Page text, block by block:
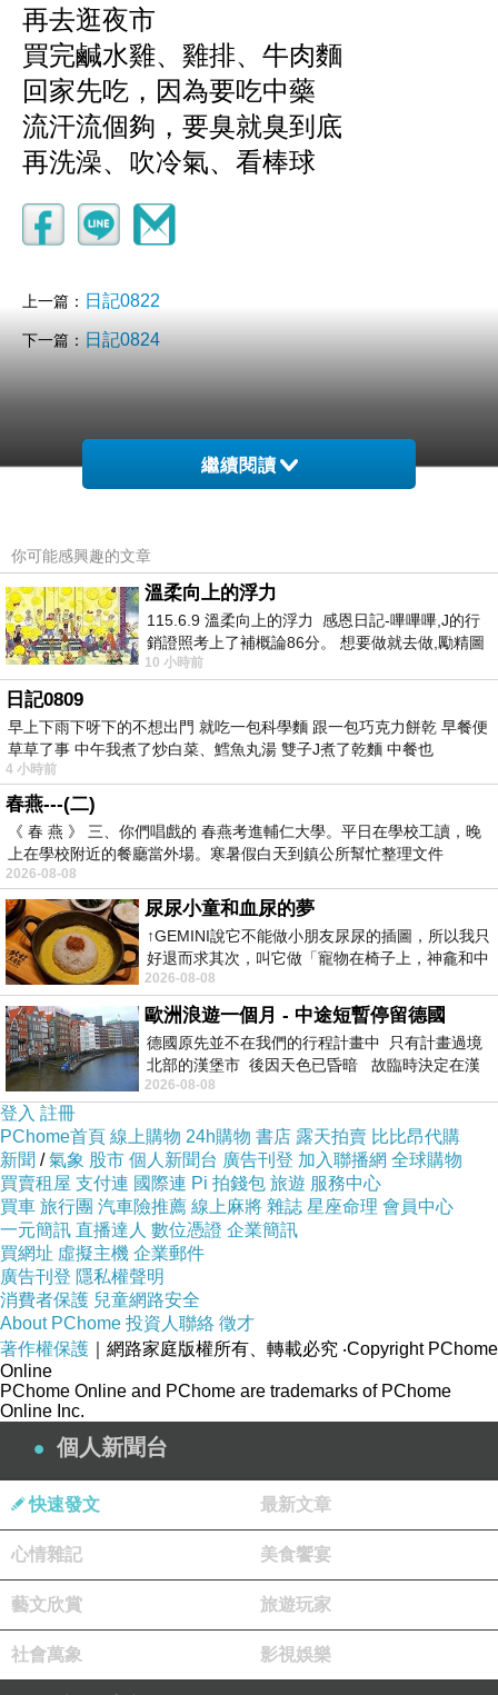
再去逛夜市
買完鹹水雞、雞排、牛肉麵
回家先吃，因為要吃中藥
流汗流個夠，要臭就臭到底
再洗澡、吹冷氣、看棒球
上一篇： 日記0822
下一篇： 日記0824
繼續閱讀
你可能感興趣的文章
溫柔向上的浮力
115.6.9 溫柔向上的浮力 感恩日記-嗶嗶嗶,J的行
銷證照考上了補概論86分。 想要做就去做,勵精圖
治大成功,也是表法,堅持和努力
10 小時前
日記0809
早上下雨下呀下的不想出門 就吃一包科學麵 跟一包巧克力餅乾 早餐便
草草了事 中午我煮了炒白菜、鱈魚丸湯 雙子J煮了乾麵 中餐也
4 小時前
春燕---(二)
《 春 燕 》 三、你們唱戲的 春燕考進輔仁大學。平日在學校工讀，晚
上在學校附近的餐廳當外場。寒暑假白天到鎮公所幫忙整理文件
2026-08-08
尿尿小童和血尿的夢
↑GEMINI說它不能做小朋友尿尿的插圖，所以我只
好退而求其次，叫它做「寵物在椅子上，神龕和中
年人臉孔」的畫了。 六月底
2026-08-08
歐洲浪遊一個月 - 中途短暫停留德國
德國原先並不在我們的行程計畫中 只有計畫過境
北部的漢堡市 後因天色已昏暗 故臨時決定在漢
堡市吃晚餐和過夜
2026-08-08
登入 註冊
PChome首頁 線上購物 24h購物 書店 露天拍賣 比比昂代購
新聞 /氣象 股市 個人新聞台 廣告刊登 加入聯播網 全球購物
買賣租屋 支付連 國際連 Pi 拍錢包 旅遊 服務中心
買車 旅行團 汽車險推薦 線上麻將 雜誌 星座命理 會員中心
一元簡訊 直播達人 數位憑證 企業簡訊
買網址 虛擬主機 企業郵件
廣告刊登 隱私權聲明
消費者保護 兒童網路安全
About PChome 投資人聯絡 徵才
著作權保護 ｜網路家庭版權所有、轉載必究 ‧Copyright PChome
Online
PChome Online and PChome are trademarks of PChome
Online Inc.
個人新聞台
快速發文 最新文章
心情雜記 美食饗宴
藝文欣賞 旅遊玩家
社會萬象 影視娛樂